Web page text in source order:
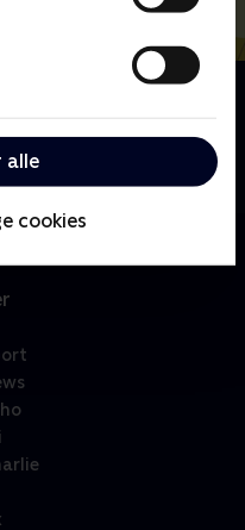
alle
cookies
appetit på livet og gør